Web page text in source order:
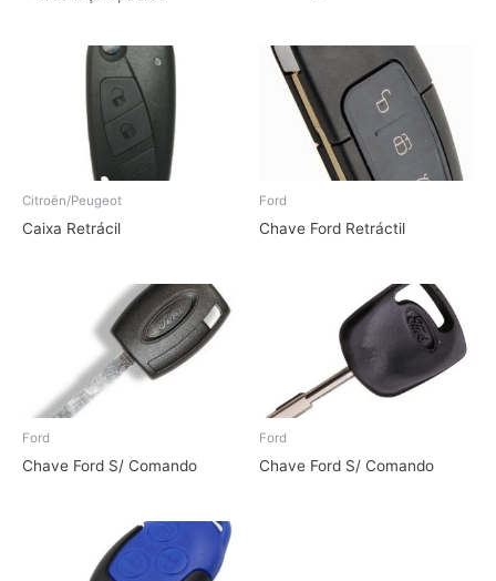
Citroën/Peugeot
Caixa Retrácil
Ford
Chave Ford Retráctil
Ford
Chave Ford S/ Comando
Ford
Chave Ford S/ Comando